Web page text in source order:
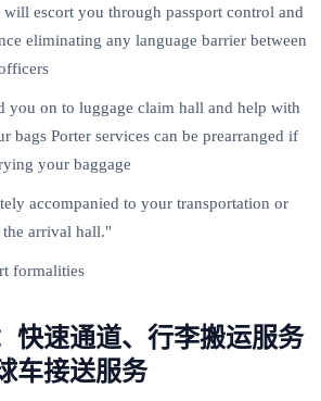
will escort you through passport control and
eliminating any language barrier between
you on to luggage claim hall and help with
bags Porter services can be prearranged if
your baggage
accompanied to your transportation or
arrival hall."
formalities
快速通道、行李搬运服务
车接送服务